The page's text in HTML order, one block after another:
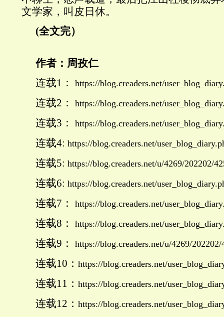
文学家，叫皮日休。
(全文完）
作者：周孜仁
连载1： https://blog.creaders.net/
连载2： https://blog.creaders.net/
连载3： https://blog.creaders.net/
连载4: https://blog.creaders.net/
连载5: https://blog.creaders.net/u/4269/202202/
连载6: https://blog.creaders.net/
连载7： https://blog.creaders.net/
连载8： https://blog.creaders.net/
连载9： https://blog.creaders.net/u/4269/
连载10： https://blog.creaders.net/
连载11： https://blog.creaders.net/
连载12： https://blog.creaders.net/